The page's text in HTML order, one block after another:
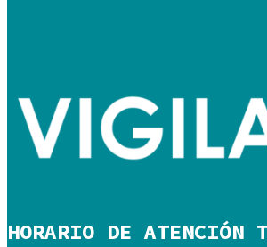
HORARIO DE ATENCIÓN